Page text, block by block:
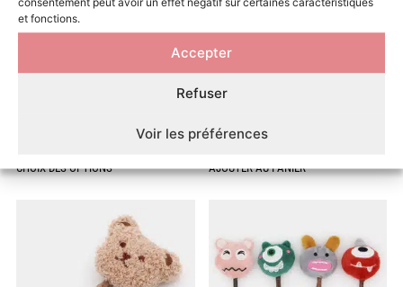
et fonctions.
Accepter
Refuser
Voir les préférences
CHOIX DES OPTIONS
Stick de matatabi et hibou en
5,99€
AJOUTER AU PANIER